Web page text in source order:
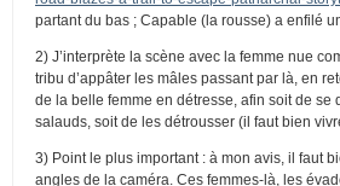
partant du bas ; Capable (la rousse) a enfilé
2) J’interprète la scène avec la femme nue
tribu d’appâter les mâles passant par là, en
de la belle femme en détresse, afin soit de se
salauds, soit de les détrousser (il faut bien
3) Point le plus important : à mon avis, il faut
angles de la caméra. Ces femmes-là, les